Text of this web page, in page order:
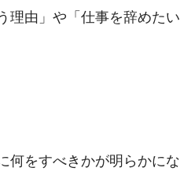
理由」や「仕事を辞めたい
何をすべきかが明らかにな